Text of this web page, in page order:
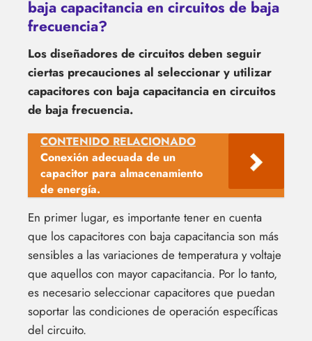
baja capacitancia en circuitos de baja
frecuencia?
Los diseñadores de circuitos deben seguir
ciertas precauciones al seleccionar y utilizar
capacitores con baja capacitancia en circuitos
de baja frecuencia.
CONTENIDO RELACIONADO
Conexión adecuada de un
capacitor para almacenamiento
de energía.
En primer lugar, es importante tener en cuenta
que los capacitores con baja capacitancia son más
sensibles a las variaciones de temperatura y voltaje
que aquellos con mayor capacitancia. Por lo tanto,
es necesario seleccionar capacitores que puedan
soportar las condiciones de operación específicas
del circuito.